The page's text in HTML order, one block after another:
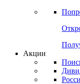
Акции